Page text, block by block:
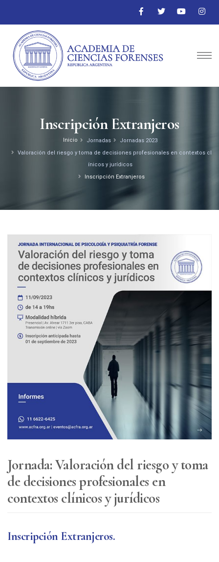
Inicio Jornadas
Jornadas 2023
Valoración del riesgo y toma de decisiones profesionales en contextos cl
ínicos y jurídicos
Inscripción Extranjeros
Inscripción Extranjeros
Jornada: Valoración del riesgo y toma
de decisiones profesionales en
contextos clínicos y jurídicos
Inscripción Extranjeros.